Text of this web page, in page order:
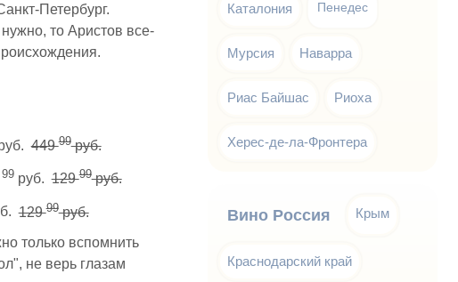
Петербург.
то Аристов все-
44999руб.
99руб.12999руб.
12999руб.
только вспомнить
не верь глазам
Каталония Пенедес
Мурсия Наварра
Риас Байшас Риоха
Херес-де-ла-Фронтера
Вино Россия Крым
Краснодарский край